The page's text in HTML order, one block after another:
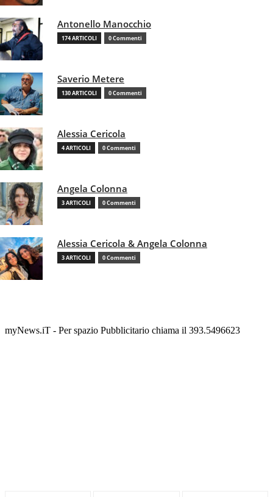
Antonello Manocchio
174 ARTICOLI 0 Commenti
Saverio Metere
130 ARTICOLI 0 Commenti
Alessia Cericola
4 ARTICOLI 0 Commenti
Angela Colonna
3 ARTICOLI 0 Commenti
Alessia Cericola & Angela Colonna
3 ARTICOLI 0 Commenti
myNews.iT - Per spazio Pubblicitario chiama il 393.5496623